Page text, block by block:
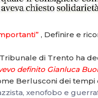
, Definire e
di Trento ha
definito Gianluca
Berlusconi dei tempi
xenofobo e